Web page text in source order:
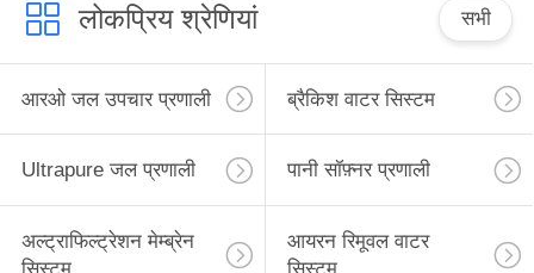
ओजोन नसबंदी प्रणाली
12
लोकप्रिय श्रेणियां सभी
आरओ जल उपचार प्रणाली ब्रैकिश वाटर सिस्टम
Ultrapure जल प्रणाली पानी सॉफ़्नर प्रणाली
अल्ट्राफिल्ट्रेशन मेम्ब्रेन
आयरन रिमूवल वाटर